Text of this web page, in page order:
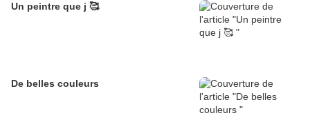
Un peintre que j 🥰
De belles couleurs